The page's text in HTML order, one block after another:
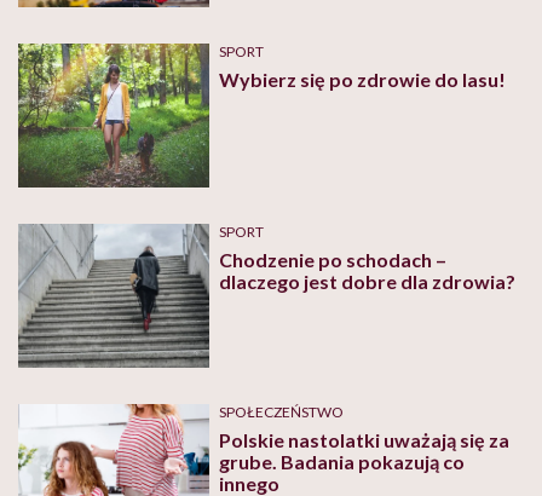
SPORT
Wybierz się po zdrowie do lasu!
SPORT
Chodzenie po schodach –
dlaczego jest dobre dla zdrowia?
SPOŁECZEŃSTWO
Polskie nastolatki uważają się za
grube. Badania pokazują co
innego